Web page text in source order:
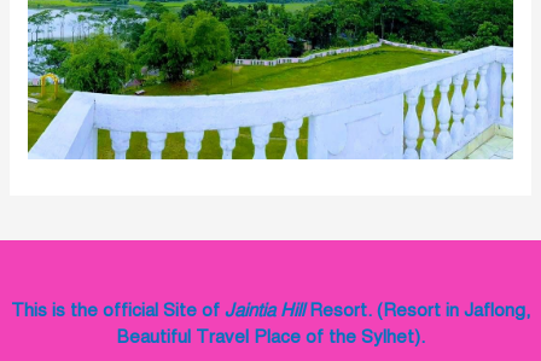
This is the official Site of Jaintia HillResort. (Resort in Jaflong,
Beautiful Travel Place of the Sylhet).